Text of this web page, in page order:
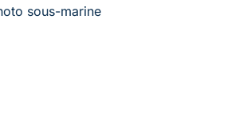
sous-marine